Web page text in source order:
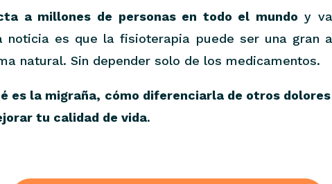
a millones de personas en todo el mundo y
noticia es que la fisioterapia puede ser una gran
natural. Sin depender solo de los medicamentos.
es la migraña, cómo diferenciarla de otros
tu calidad de vida.